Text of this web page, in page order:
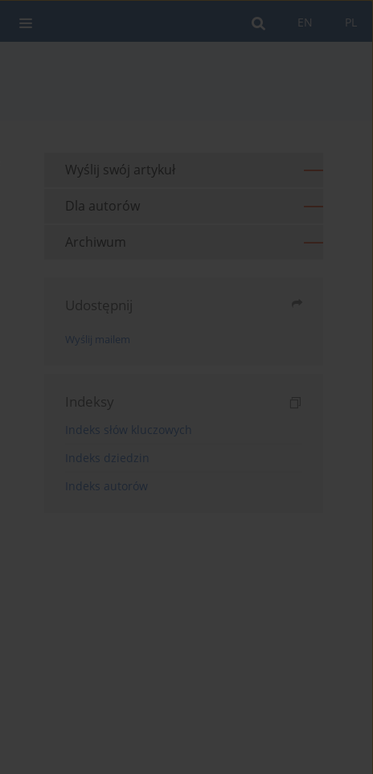
PL
EN
Wyślij swój artykuł
Dla autorów
Archiwum
Udostępnij
Wyślij mailem
Indeksy
Indeks słów kluczowych
Indeks dziedzin
Indeks autorów